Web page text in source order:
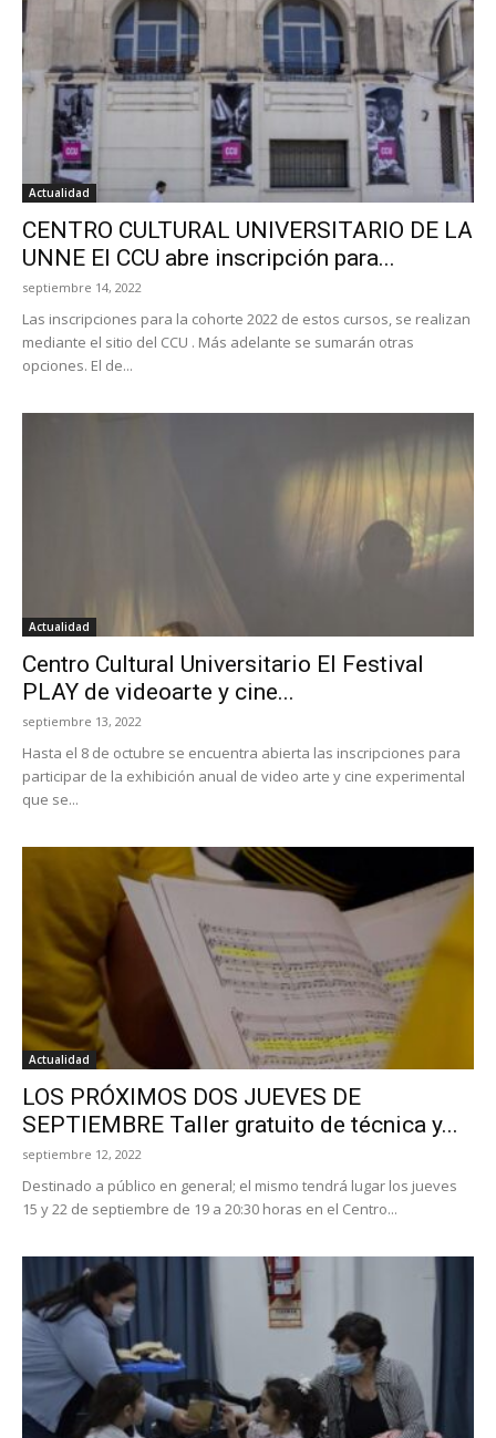
Actualidad
CENTRO CULTURAL UNIVERSITARIO DE LA
UNNE El CCU abre inscripción para...
septiembre 14, 2022
Las inscripciones para la cohorte 2022 de estos cursos, se realizan
mediante el sitio del CCU . Más adelante se sumarán otras
opciones. El de...
Actualidad
Centro Cultural Universitario El Festival
PLAY de videoarte y cine...
septiembre 13, 2022
Hasta el 8 de octubre se encuentra abierta las inscripciones para
participar de la exhibición anual de video arte y cine experimental
que se...
Actualidad
LOS PRÓXIMOS DOS JUEVES DE
SEPTIEMBRE Taller gratuito de técnica y...
septiembre 12, 2022
Destinado a público en general; el mismo tendrá lugar los jueves
15 y 22 de septiembre de 19 a 20:30 horas en el Centro...